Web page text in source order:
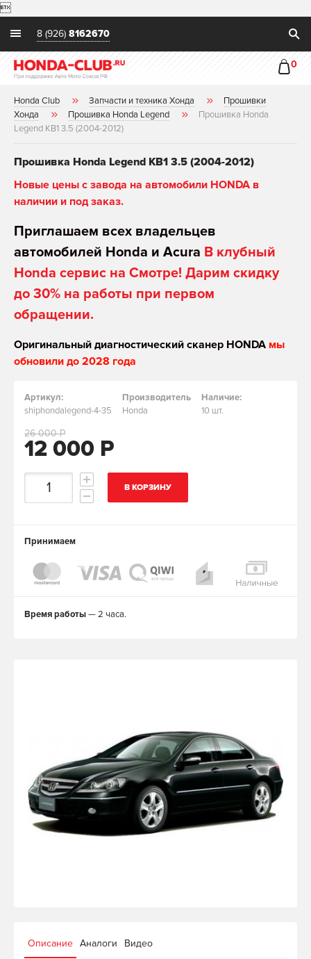

8 (926) 8162670
0
Honda Club Запчасти и техника Хонда
Прошивки
Хонда
Прошивка Honda Legend
Прошивка Honda
Legend KB1 3.5 (2004-2012)
Прошивка Honda Legend KB1 3.5 (2004-2012)
Новые цены с завода на автомобили HONDA в
наличии и под заказ.
Приглашаем всех владельцев
автомобилей Honda и Acura В клубный
Honda сервис на Смотре! Дарим скидку
до 30% на работы при первом
обращении.
Оригинальный диагностический сканер HONDA мы
обновили до 2028 года
Артикул:
shiphondalegend-4-35
Производитель
Honda
Наличие:
10 шт.
12 000 Р
26 000 Р
В КОРЗИНУ
Принимаем
Время работы— 2 часа.
Описание Аналоги Видео